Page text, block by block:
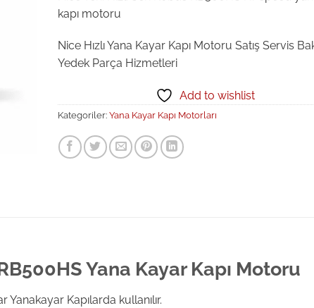
kapı motoru
Nice Hızlı Yana Kayar Kapı Motoru Satış Servis
Yedek Parça Hizmetleri
Add to wishlist
Kategoriler: Yana Kayar Kapı Motorları
Yana Kayar Kapı Motoru
Yanakayar Kapılarda kullanılır.